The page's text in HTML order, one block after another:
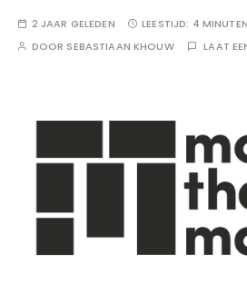
2 JAAR GELEDEN LEESTIJD: 4 MINUTEN
DOOR SEBASTIAAN KHOUW LAAT